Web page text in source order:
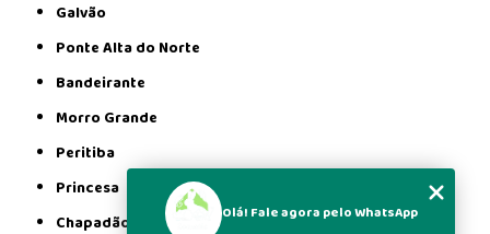
Galvão
Ponte Alta do Norte
Bandeirante
Morro Grande
Peritiba
Princesa
Chapadão do LageadoOlá! Fale agora pelo WhatsApp